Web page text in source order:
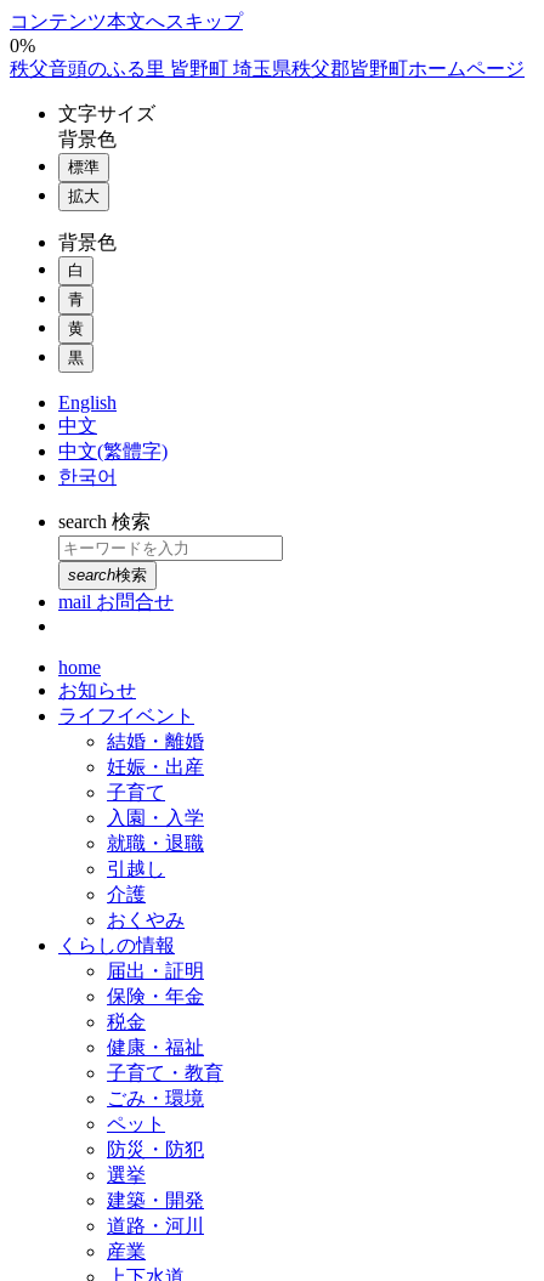
コンテンツ本文へスキップ
0%
秩父音頭のふる里 皆野町 埼玉県秩父郡皆野町ホームページ
文字サイズ
背景色
標準
拡大
背景色
白
青
黄
黒
English
中文
中文(繁體字)
한국어
search 検索
search検索
mail お問合せ
home
お知らせ
ライフイベント
結婚・離婚
妊娠・出産
子育て
入園・入学
就職・退職
引越し
介護
おくやみ
くらしの情報
届出・証明
保険・年金
税金
健康・福祉
子育て・教育
ごみ・環境
ペット
防災・防犯
選挙
建築・開発
道路・河川
産業
上下水道